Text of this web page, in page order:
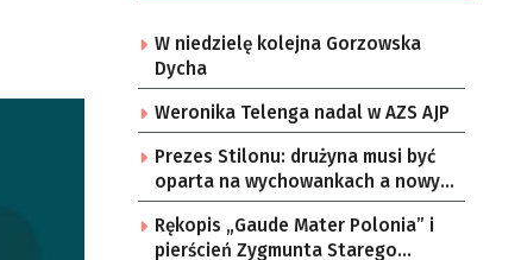
W niedzielę kolejna Gorzowska
Dycha
Weronika Telenga nadal w AZS AJP
Prezes Stilonu: drużyna musi być
oparta na wychowankach a nowy
trener musi brać to pod uwagę
Rękopis „Gaude Mater Polonia” i
pierścień Zygmunta Starego